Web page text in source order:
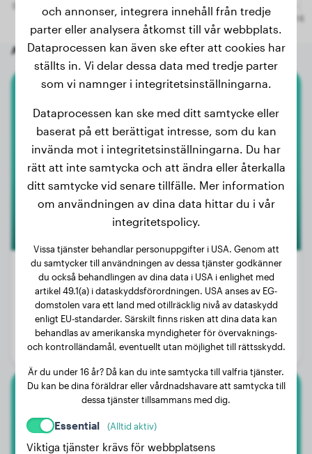
Andra slumpmässiga hundar
Wiloo
Vikt:
53 kg
Ålder:
1 år, 9 månader
Kön:
Hanhund
Beagle
Cooper
och annonser, integrera innehåll från tredje
parter eller analysera åtkomst till vår webbplats.
Dataprocessen kan även ske efter att cookies har
ställts in. Vi delar dessa data med tredje parter
som vi namnger i integritetsinställningarna.
Dataprocessen kan ske med ditt samtycke eller
baserat på ett berättigat intresse, som du kan
invända mot i integritetsinställningarna. Du har
rätt att inte samtycka och att ändra eller återkalla
ditt samtycke vid senare tillfälle. Mer information
om användningen av dina data hittar du i vår
integritetspolicy.
Vissa tjänster behandlar personuppgifter i USA. Genom att
du samtycker till användningen av dessa tjänster godkänner
du också behandlingen av dina data i USA i enlighet med
artikel 49.1(a) i dataskyddsförordningen. USA anses av EG-
domstolen vara ett land med otillräcklig nivå av dataskydd
enligt EU-standarder. Särskilt finns risken att dina data kan
behandlas av amerikanska myndigheter för övervaknings-
och kontrolländamål, eventuellt utan möjlighet till rättsskydd.
Är du under 16 år? Då kan du inte samtycka till valfria tjänster.
Du kan be dina föräldrar eller vårdnadshavare att samtycka till
dessa tjänster tillsammans med dig.
Essential (Alltid aktiv)
Viktiga tjänster krävs för webbplatsens